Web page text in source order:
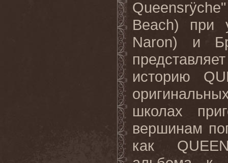
Queensrÿche
Beach) при
Naron) и
историю
школах
вершинам
как